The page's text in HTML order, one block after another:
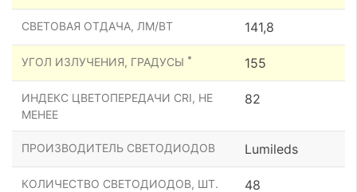
СВЕТОВАЯ ОТДАЧА, ЛМ/ВТ 141,8
УГОЛ ИЗЛУЧЕНИЯ, ГРАДУСЫ * 155
ИНДЕКС ЦВЕТОПЕРЕДАЧИ CRI, НЕ
МЕНЕЕ
82
ПРОИЗВОДИТЕЛЬ СВЕТОДИОДОВ Lumileds
КОЛИЧЕСТВО СВЕТОДИОДОВ, ШТ. 48